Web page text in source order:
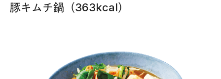
豚キムチ鍋（363kcal）